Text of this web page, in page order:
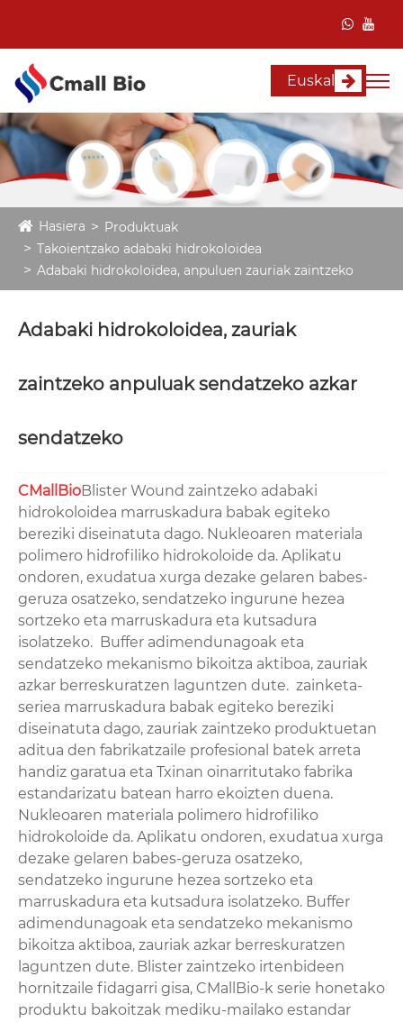
Euskal
Hasiera
Produktuak
Takoientzako adabaki hidrokoloidea
Adabaki hidrokoloidea, anpuluen zauriak zaintzeko
Adabaki hidrokoloidea, zauriak
zaintzeko anpuluak sendatzeko azkar
sendatzeko
CMallBioBlister Wound zaintzeko adabaki
hidrokoloidea marruskadura babak egiteko
bereziki diseinatuta dago. Nukleoaren materiala
polimero hidrofiliko hidrokoloide da. Aplikatu
ondoren, exudatua xurga dezake gelaren babes-
geruza osatzeko, sendatzeko ingurune hezea
sortzeko eta marruskadura eta kutsadura
isolatzeko. Buffer adimendunagoak eta
sendatzeko mekanismo bikoitza aktiboa, zauriak
azkar berreskuratzen laguntzen dute. zainketa-
seriea marruskadura babak egiteko bereziki
diseinatuta dago, zauriak zaintzeko produktuetan
aditua den fabrikatzaile profesional batek arreta
handiz garatua eta Txinan oinarritutako fabrika
estandarizatu batean harro ekoizten duena.
Nukleoaren materiala polimero hidrofiliko
hidrokoloide da. Aplikatu ondoren, exudatua xurga
dezake gelaren babes-geruza osatzeko,
sendatzeko ingurune hezea sortzeko eta
marruskadura eta kutsadura isolatzeko. Buffer
adimendunagoak eta sendatzeko mekanismo
bikoitza aktiboa, zauriak azkar berreskuratzen
laguntzen dute. Blister zaintzeko irtenbideen
hornitzaile fidagarri gisa, CMallBio-k serie honetako
produktu bakoitzak mediku-mailako estandar